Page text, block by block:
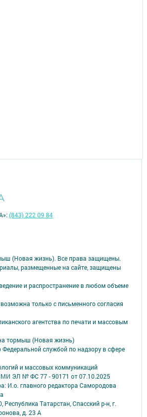
(Новая жизнь). Все права защищены.
размещенные на сайте, защищены
и распространение в любом объеме
только с письменного согласия
агентства по печати и массовым
тормыш (Новая жизнь)
службой по надзору в сфере
и массовых коммуникаций
ЭЛ № ФС 77 - 90171 от 07.10.2025
И.о. главного редактора Самородова
Республика Татарстан, Спасский р-н, г.
д. 23 А
(843) 222 09 84